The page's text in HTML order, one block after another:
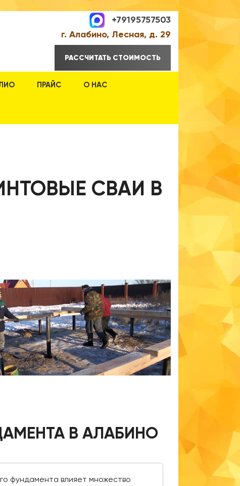
+79195757503
г. Алабино, Лесная, д. 29
РАССЧИТАТЬ СТОИМОСТЬ
ПРАЙС О НАС
СВАИ В
В АЛАБИНО
фундамента влияет множество